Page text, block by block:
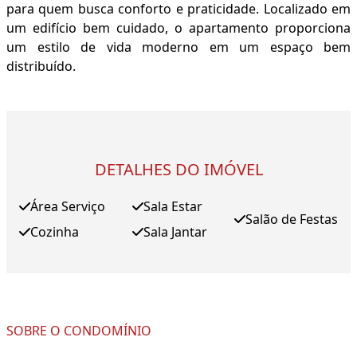
para quem busca conforto e praticidade. Localizado em
um edifício bem cuidado, o apartamento proporciona
um estilo de vida moderno em um espaço bem
distribuído.
DETALHES DO IMÓVEL
Área Serviço
Cozinha
Sala Estar
Sala Jantar
Salão de Festas
SOBRE O CONDOMÍNIO